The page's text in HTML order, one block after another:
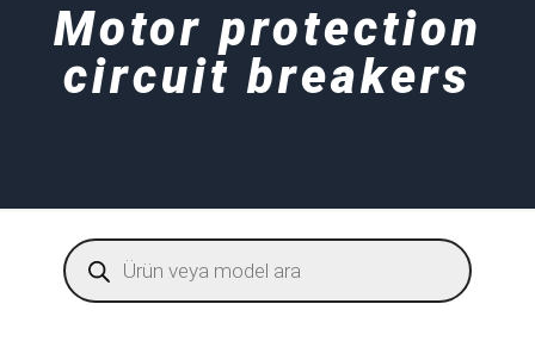
Motor protection
circuit breakers
Products
search